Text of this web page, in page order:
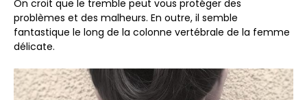
On croit que le tremble peut vous protéger des
problèmes et des malheurs. En outre, il semble
fantastique le long de la colonne vertébrale de la femme
délicate.